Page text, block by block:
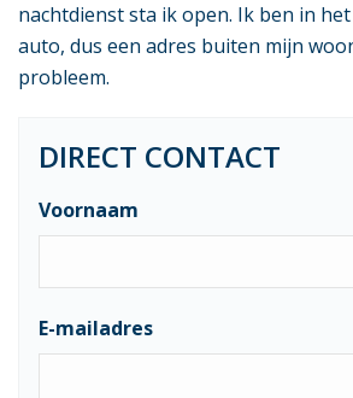
nachtdienst sta ik open. Ik ben in
auto, dus een adres buiten mijn
probleem.
DIRECT CONTACT
Voornaam
E-mailadres